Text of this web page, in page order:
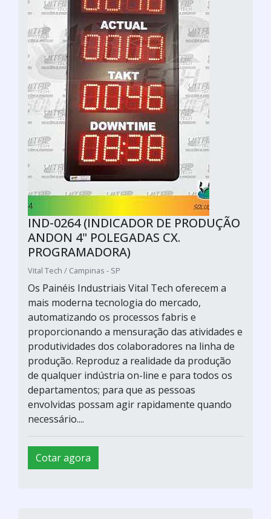
IND-0264 (INDICADOR DE PRODUÇÃO
ANDON 4" POLEGADAS CX.
PROGRAMADORA)
Vital Tech / Campinas - SP
Os Painéis Industriais Vital Tech oferecem a
mais moderna tecnologia do mercado,
automatizando os processos fabris e
proporcionando a mensuração das atividades e
produtividades dos colaboradores na linha de
produção. Reproduz a realidade da produção
de qualquer indústria on-line e para todos os
departamentos; para que as pessoas
envolvidas possam agir rapidamente quando
necessário....
Cotar agora